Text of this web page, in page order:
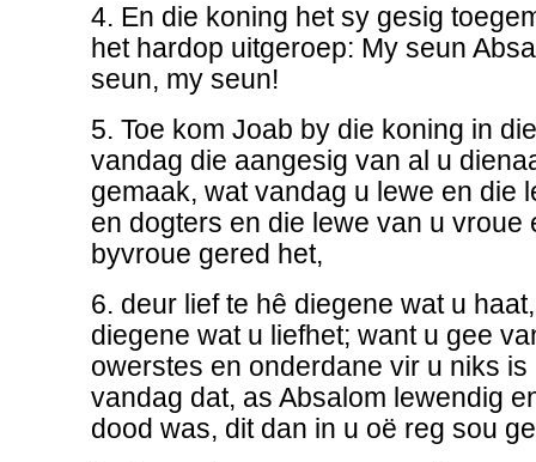
4. En die koning het sy gesig
het hardop uitgeroep: My seun
seun, my seun!
5. Toe kom Joab by die koning in
vandag die aangesig van al u
gemaak, wat vandag u lewe en die
en dogters en die lewe van u vroue
byvroue gered het,
6. deur lief te hê diegene wat u
diegene wat u liefhet; want u gee
owerstes en onderdane vir u niks
vandag dat, as Absalom lewendig
dood was, dit dan in u oë reg sou